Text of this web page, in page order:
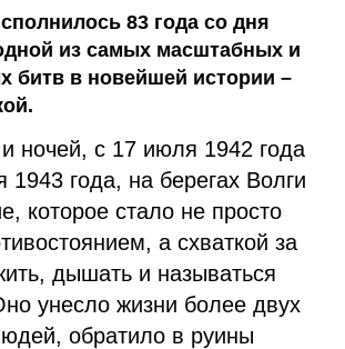
83 года со дня
из самых масштабных и
битв в новейшей истории –
ночей, с 17 июля 1942 года
года, на берегах Волги
которое стало не просто
а схваткой за
дышать и называться
унесло жизни более двух
обратило в руины